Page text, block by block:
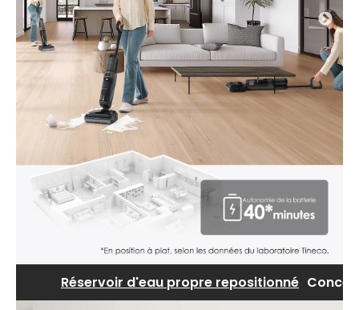
Réservoir d'eau propre repositionné